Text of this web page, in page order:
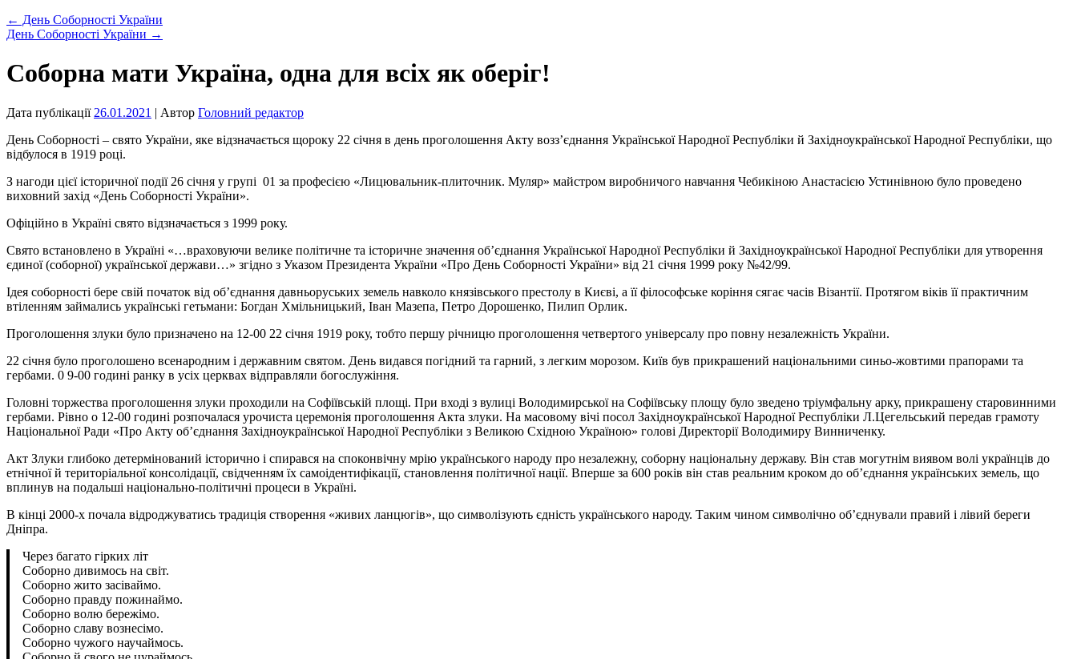
← День Соборності України
День Соборності України →
Соборна мати Україна, одна для всіх як оберіг!
Дата публікації 26.01.2021 | Автор Головний редактор
День Соборності – свято України, яке відзначається щороку 22 січня в день проголошення Акту возз’єднання Української Народної Республіки й Західноукраїнської Народної Республіки, що
відбулося в 1919 році.
З нагоди цієї історичної події 26 січня у групі 01 за професією «Лицювальник-плиточник. Муляр» майстром виробничого навчання Чебикіною Анастасією Устинівною було проведено
виховний захід «День Соборності України».
Офіційно в Україні свято відзначається з 1999 року.
Свято встановлено в Україні «…враховуючи велике політичне та історичне значення об’єднання Української Народної Республіки й Західноукраїнської Народної Республіки для утворення
єдиної (соборної) української держави…» згідно з Указом Президента України «Про День Соборності України» від 21 січня 1999 року №42/99.
Ідея соборності бере свій початок від об’єднання давньоруських земель навколо князівського престолу в Києві, а її філософське коріння сягає часів Візантії. Протягом віків її практичним
втіленням займались українські гетьмани: Богдан Хмільницький, Іван Мазепа, Петро Дорошенко, Пилип Орлик.
Проголошення злуки було призначено на 12-00 22 січня 1919 року, тобто першу річницю проголошення четвертого універсалу про повну незалежність України.
22 січня було проголошено всенародним і державним святом. День видався погідний та гарний, з легким морозом. Київ був прикрашений національними синьо-жовтими прапорами та
гербами. 0 9-00 годині ранку в усіх церквах відправляли богослужіння.
Головні торжества проголошення злуки проходили на Софіївській площі. При вході з вулиці Володимирської на Софіївську площу було зведено тріумфальну арку, прикрашену старовинними
гербами. Рівно о 12-00 годині розпочалася урочиста церемонія проголошення Акта злуки. На масовому вічі посол Західноукраїнської Народної Республіки Л.Цегельський передав грамоту
Національної Ради «Про Акту об’єднання Західноукраїнської Народної Республіки з Великою Східною Україною» голові Директорії Володимиру Винниченку.
Акт Злуки глибоко детермінований історично і спирався на споконвічну мрію українського народу про незалежну, соборну національну державу. Він став могутнім виявом волі українців до
етнічної й територіальної консолідації, свідченням їх самоідентифікації, становлення політичної нації. Вперше за 600 років він став реальним кроком до об’єднання українських земель, що
вплинув на подальші національно-політичні процеси в Україні.
В кінці 2000-х почала відроджуватись традиція створення «живих ланцюгів», що символізують єдність українського народу. Таким чином символічно об’єднували правий і лівий береги
Дніпра.
Через багато гірких літ
Соборно дивимось на світ.
Соборно жито засіваймо.
Соборно правду пожинаймо.
Соборно волю бережімо.
Соборно славу вознесімо.
Соборно чужого научаймось.